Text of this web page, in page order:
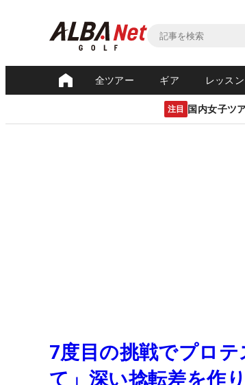
全ツアー ギア レッスン
注目 国内女子ツ
7度目の挑戦でプロ
て」深い捻転差を作